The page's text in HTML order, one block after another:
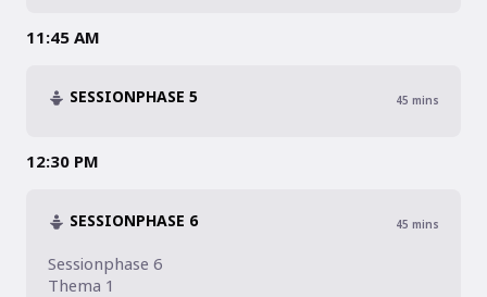
11:45 AM
SESSIONPHASE 5 45 mins
12:30 PM
SESSIONPHASE 6 45 mins
Sessionphase 6
Thema 1